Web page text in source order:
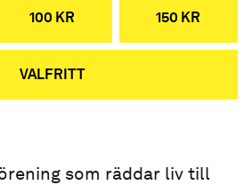
100 KR 150 KR
VALFRITT
som räddar liv till